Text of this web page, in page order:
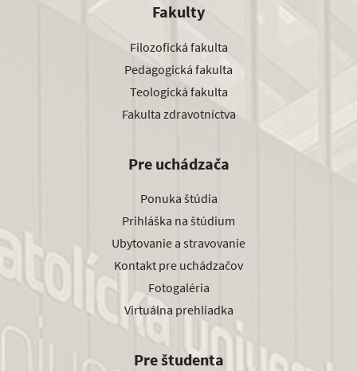
Fakulty
Filozofická fakulta
Pedagogická fakulta
Teologická fakulta
Fakulta zdravotníctva
Pre uchádzača
Ponuka štúdia
Prihláška na štúdium
Ubytovanie a stravovanie
Kontakt pre uchádzačov
Fotogaléria
Virtuálna prehliadka
Pre študenta